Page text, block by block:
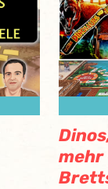
mehr